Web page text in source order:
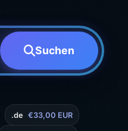
Suchen
.de €33,00 EUR